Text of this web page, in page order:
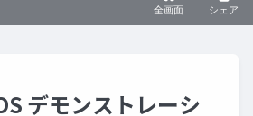
デモンストレーシ